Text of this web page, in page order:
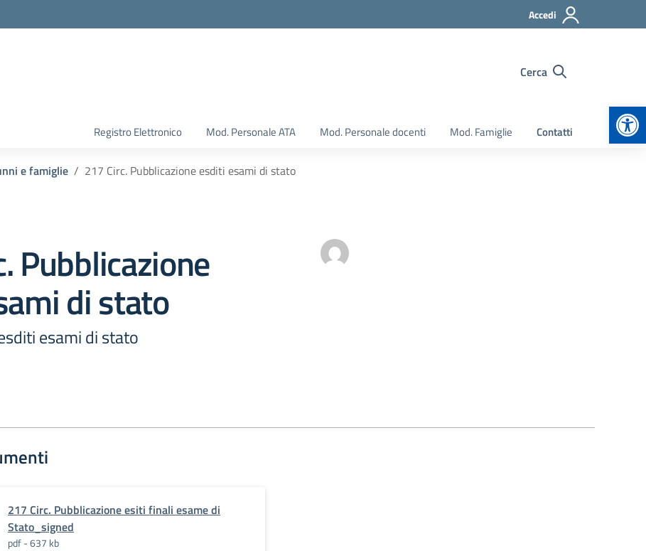
Accedi
Cerca
Registro Elettronico Mod. Personale ATA Mod. Personale docenti Mod. Famiglie Contatti
e famiglie 217 Circ. Pubblicazione esditi esami di stato
Pubblicazione
di stato
esami di stato
217 Circ. Pubblicazione esiti finali esame di
Stato_signed
pdf - 637 kb